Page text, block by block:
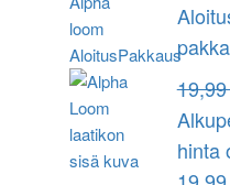
hinta